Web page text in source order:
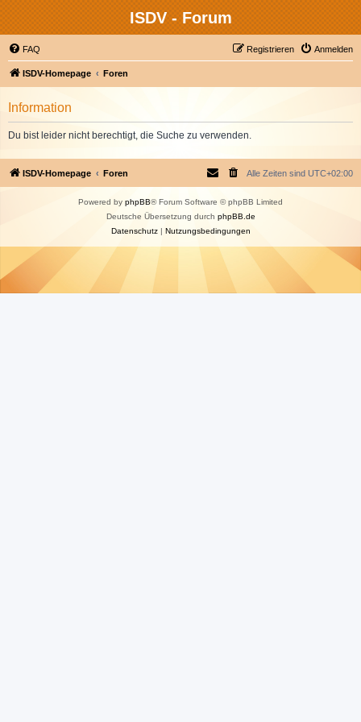
ISDV - Forum
FAQ Anmelden
Registrieren
ISDV-Homepage Foren
Information
Du bist leider nicht berechtigt, die Suche zu verwenden.
ISDV-Homepage Foren Alle Zeiten sind UTC+02:00
Powered by phpBB® Forum Software © phpBB Limited
Deutsche Übersetzung durch phpBB.de
Datenschutz| Nutzungsbedingungen